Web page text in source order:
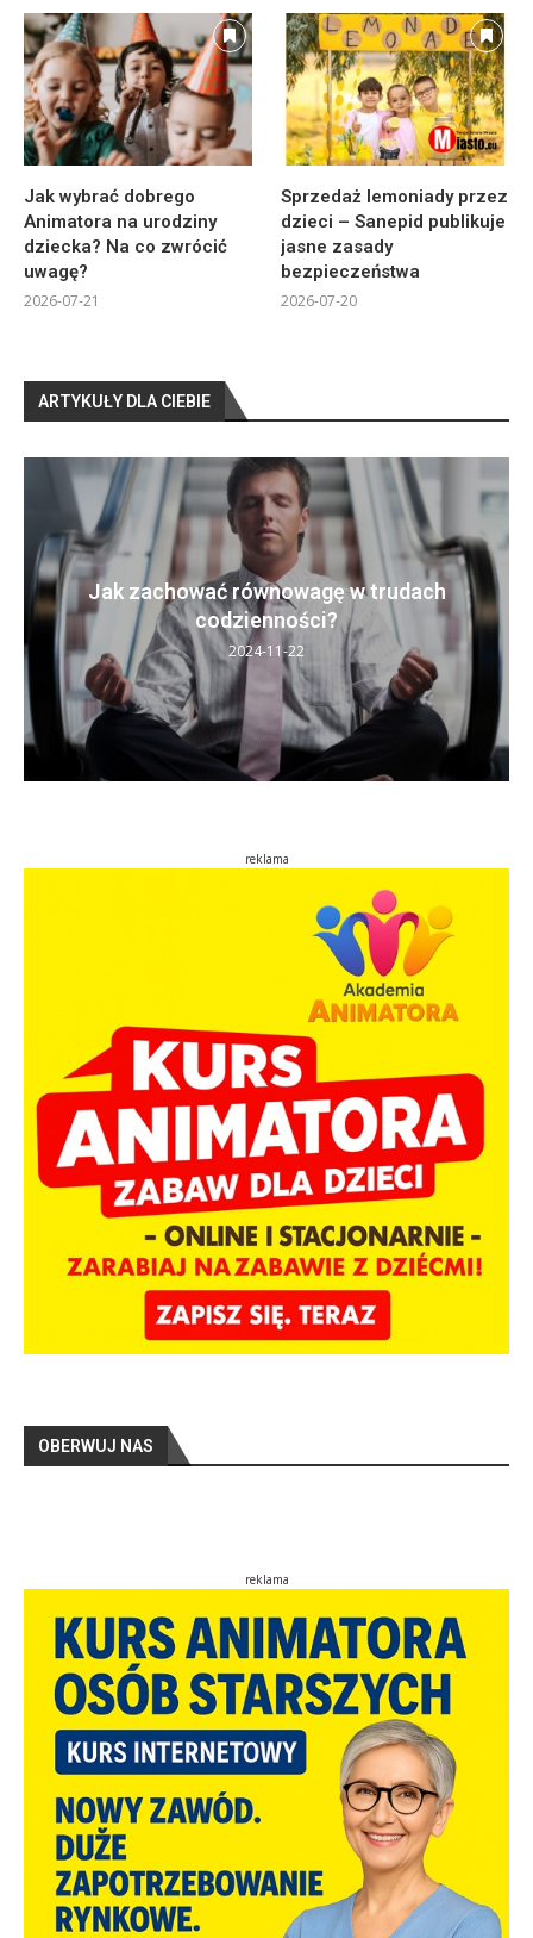
Jak wybrać dobrego
Animatora na urodziny
dziecka? Na co zwrócić
uwagę?
2026-07-21
Sprzedaż lemoniady przez
dzieci – Sanepid publikuje
jasne zasady
bezpieczeństwa
2026-07-20
ARTYKUŁY DLA CIEBIE
Jak zachować równowagę w trudach
codzienności?
2024-11-22
reklama
OBERWUJ NAS
reklama